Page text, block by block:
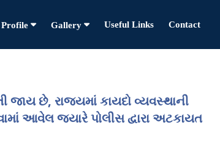
Gallery Useful Links Contact
જાય છે, રાજ્યમાં કાયદો વ્યવસ્થાની
આવેલ જ્યારે પોલીસ દ્વારા અટકાયત